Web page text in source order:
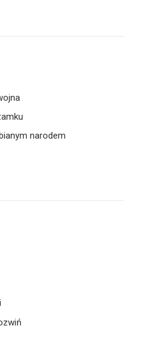
narodem